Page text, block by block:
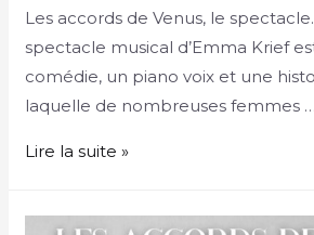
Les accords de Venus, le
spectacle musical d’Emma Krief
comédie, un piano voix et une
laquelle de nombreuses femmes …
Lire la suite »